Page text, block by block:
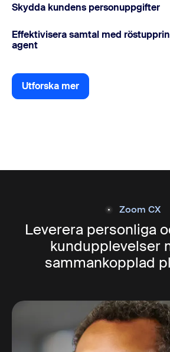
Skydda kundens personuppgifter
Effektivisera samtal med
agent
Utforska mer
Utforska mer
Zoom CX
Leverera personliga
kundupplevelser
sammankopplad